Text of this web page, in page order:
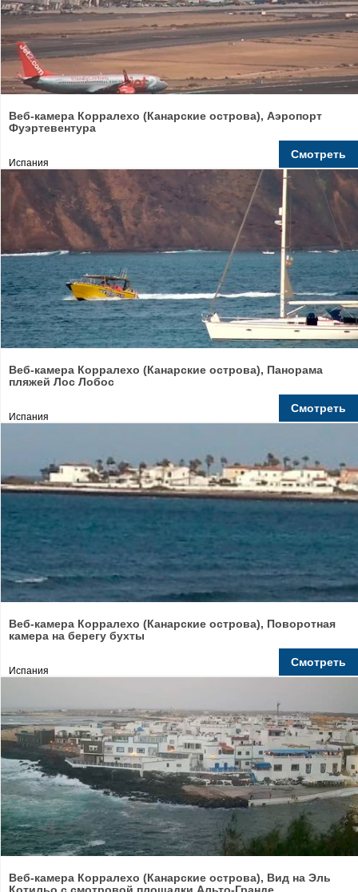
Веб-камера Корралехо (Канарские острова), Аэропорт
Фуэртевентура
Испания
Смотреть
Веб-камера Корралехо (Канарские острова), Панорама
пляжей Лос Лобос
Испания
Смотреть
Веб-камера Корралехо (Канарские острова), Поворотная
камера на берегу бухты
Испания
Смотреть
Веб-камера Корралехо (Канарские острова), Вид на Эль